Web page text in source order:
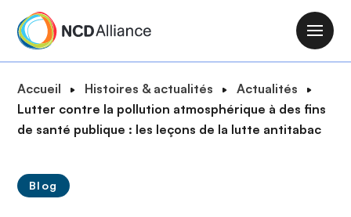
M
a
n
F
i
l
A
Accueil Histoires & actualités
Actualités
Lutter contre la pollution atmosphérique à des fins
de santé publique : les leçons de la lutte antitabac
Blog